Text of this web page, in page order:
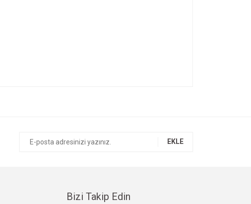
EKLE
Bizi Takip Edin